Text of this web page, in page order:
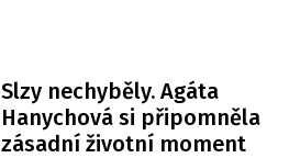
Slzy nechyběly. Agáta
Hanychová si připomněla
zásadní životní moment